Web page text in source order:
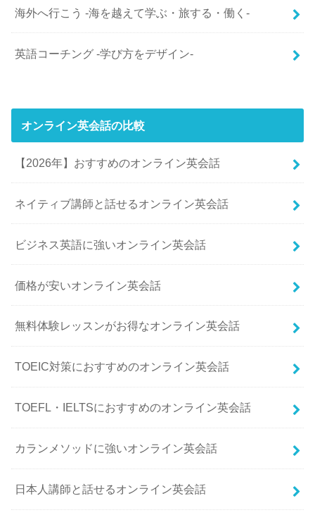
海外へ行こう -海を越えて学ぶ・旅する・働く-
英語コーチング -学び方をデザイン-
オンライン英会話の比較
【2026年】おすすめのオンライン英会話
ネイティブ講師と話せるオンライン英会話
ビジネス英語に強いオンライン英会話
価格が安いオンライン英会話
無料体験レッスンがお得なオンライン英会話
TOEIC対策におすすめのオンライン英会話
TOEFL・IELTSにおすすめのオンライン英会話
カランメソッドに強いオンライン英会話
日本人講師と話せるオンライン英会話